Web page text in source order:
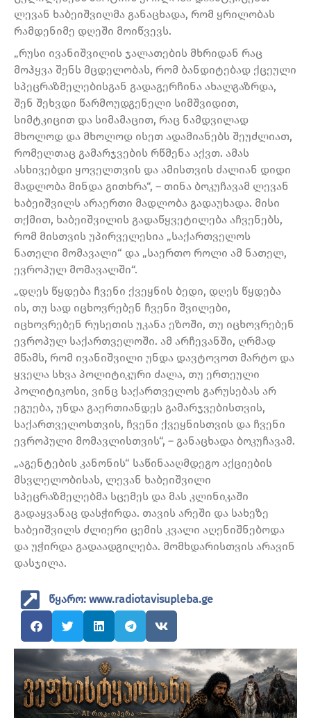
ლევან ხაბეიშვილმა განაცხადა, რომ ყრილობას
რამდენიმე დღეში მოიწვევს.
„რუსი ივანიშვილის ჯალათების მხრიდან რაც
მოჰყვა შენს მცდელობას, რომ ბანდიტებად ქცეული
სპეცრაზმელებისგან გადაგერჩინა ახალგაზრდა,
შენ შეხვდი წარმოუდგენელი სიმშვიდით,
სიმტკიცით და სიმამაცით, რაც ნამდვილად
მხოლოდ და მხოლოდ ისეთ ადამიანებს შეუძლიათ,
რომელთაც გამარჯვების რწმენა აქვთ. ამას
ასხივებდი ყოველთვის და ამისთვის ძალიან დიდი
მადლობა მინდა გითხრა“, – თინა ბოკუჩავამ ლევან
ხაბეიშვილს არაერთი მადლობა გადაუხადა. მისი
თქმით, ხაბეიშვილის გადაწყვეტილება აჩვენებს,
რომ მისთვის უპირველესია „საქართველოს
ნათელი მომავალი“ და „საერთო როლი ამ ნათელ,
ევროპულ მომავალში“.
„დღეს წყდება ჩვენი ქვეყნის ბედი, დღეს წყდება
ის, თუ სად იცხოვრებენ ჩვენი შვილები,
იცხოვრებენ რუსეთის უკანა ეზოში, თუ იცხოვრებენ
ევროპულ საქართველოში. ამ არჩევანში, ღრმად
მწამს, რომ ივანიშვილი უნდა დავტოვოთ მარტო და
ყველა სხვა პოლიტიკური ძალა, თუ ერთეული
პოლიტიკოსი, ვინც საქართველოს გარუსებას არ
ეგუება, უნდა გაერთიანდეს გამარჯვებისთვის,
საქართველოსთვის, ჩვენი ქვეყნისთვის და ჩვენი
ევროპული მომავლისთვის“, – განაცხადა ბოკუჩავამ.
„აგენტების კანონის“ საწინააღმდეგო აქციების
მსვლელობისას, ლევან ხაბეიშვილი
სპეცრაზმელებმა სცემეს და მას კლინიკაში
გადაყვანაც დასჭირდა. თავის არეში და სახეზე
ხაბეიშვილს ძლიერი ცემის კვალი აღენიშნებოდა
და უჭირდა გადაადგილება. მომხდარისთვის არავინ
დასჯილა.
წყარო: www.radiotavisupleba.ge